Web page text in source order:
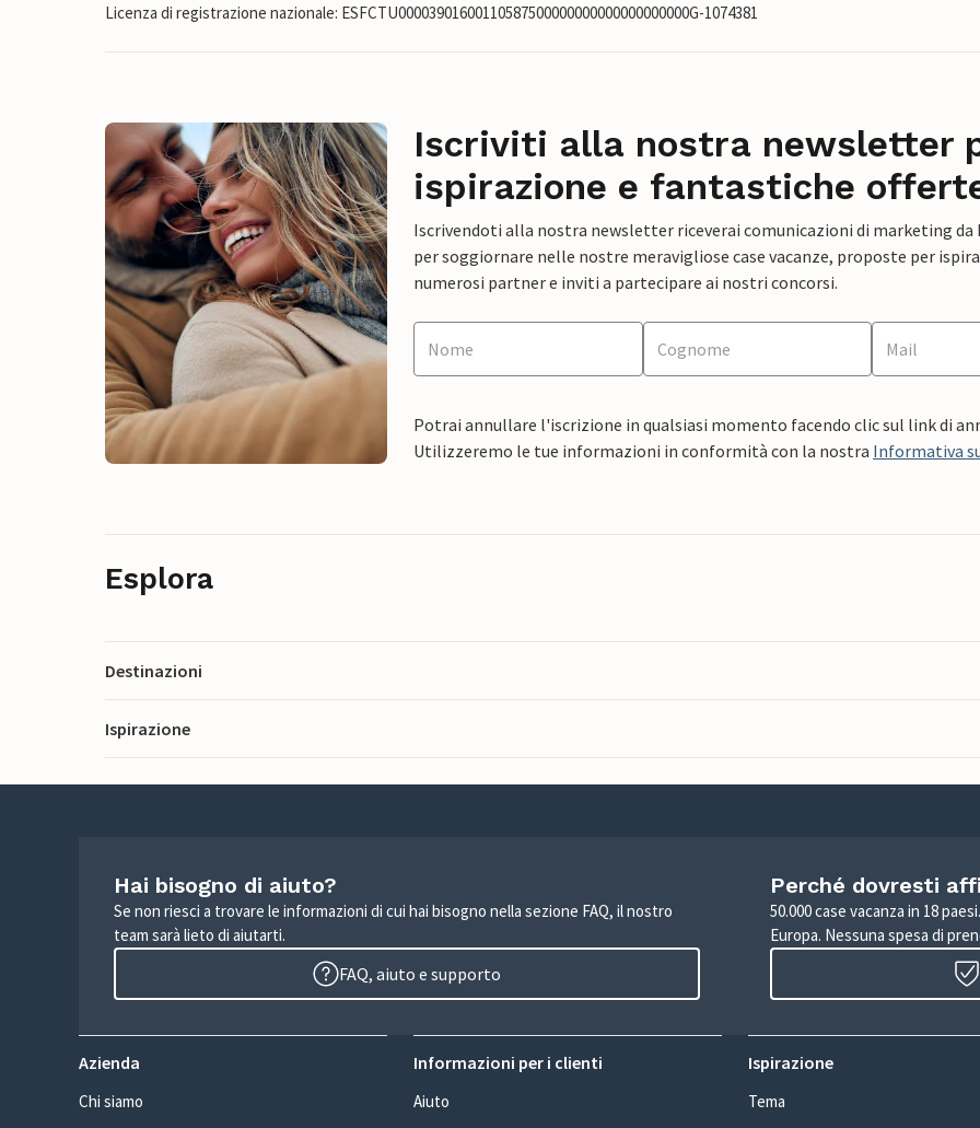
Licenza di registrazione nazionale: ESFCTU00003901600110587500000000000000000000G-1074381
Iscriviti alla nostra newsletter
ispirazione e fantastiche
Iscrivendoti alla nostra newsletter riceverai comunicazioni di marketing
per soggiornare nelle nostre meravigliose case vacanze, proposte per
numerosi partner e inviti a partecipare ai nostri concorsi.
Potrai annullare l'iscrizione in qualsiasi momento facendo clic sul link di
Utilizzeremo le tue informazioni in conformità con la nostra Informativa
Esplora
Destinazioni
Ispirazione
Hai bisogno di aiuto?
Se non riesci a trovare le informazioni di cui hai bisogno nella sezione FAQ, il nostro
team sarà lieto di aiutarti.
FAQ, aiuto e supporto
Perché dovresti
50.000 case vacanza in 18
Europa. Nessuna spesa di
Azienda
Chi siamo
Informazioni per i clienti
Aiuto
Ispirazione
Tema